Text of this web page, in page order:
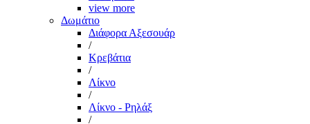
view more
Δωμάτιο
Διάφορα Αξεσουάρ
/
Κρεβάτια
/
Λίκνο
/
Λίκνο - Ρηλάξ
/